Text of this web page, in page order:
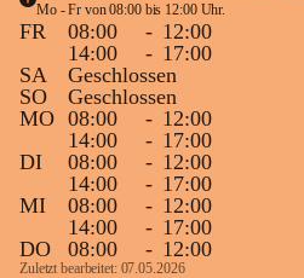
Mo - Fr von 08:00 bis 12:00 Uhr.
FR 08:00 - 12:00
14:00
- 17:00
SA
Geschlossen
SO
Geschlossen
MO 08:00 - 12:00
14:00
- 17:00
DI
08:00 - 12:00
14:00
- 17:00
MI
08:00 - 12:00
14:00
- 17:00
DO
08:00 - 12:00
Zuletzt bearbeitet: 07.05.2026